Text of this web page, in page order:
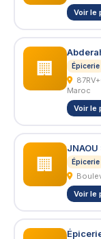
Voir le
🏢 Épicerie
Maroc
Voir le
🏢
JNAOU
Épicerie
Voir le